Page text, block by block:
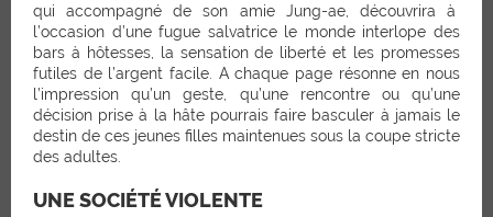
qui accompagné de son amie Jung-ae, découvrira à
l’occasion d’une fugue salvatrice le monde interlope des
bars à hôtesses, la sensation de liberté et les promesses
futiles de l’argent facile. A chaque page résonne en nous
l’impression qu’un geste, qu’une rencontre ou qu’une
décision prise à la hâte pourrais faire basculer à jamais le
destin de ces jeunes filles maintenues sous la coupe stricte
des adultes.
UNE SOCIÉTÉ VIOLENTE